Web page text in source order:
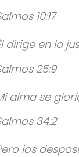
10:17
dirige en la
25:9
alma se
34:2
los